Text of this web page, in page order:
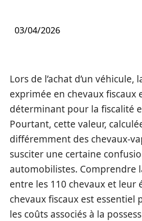
03/04/2026
Lors de l’achat d’un véhicule,
exprimée en chevaux fiscaux
déterminant pour la fiscalité
Pourtant, cette valeur,
différemment des chevaux-
susciter une certaine
automobilistes. Comprendre
entre les 110 chevaux et leur
chevaux fiscaux est essentiel
les coûts associés à la